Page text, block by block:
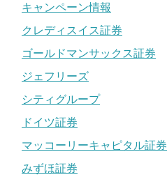
キャンペーン情報
クレディスイス証券
ゴールドマンサックス証券
ジェフリーズ
シティグループ
ドイツ証券
マッコーリーキャピタル証券
みずほ証券